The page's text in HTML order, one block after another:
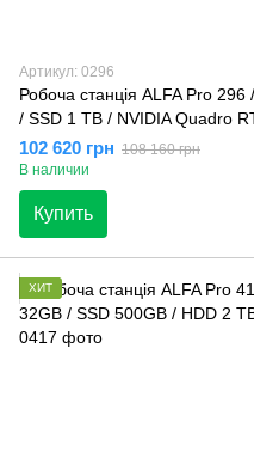
Артикул: 0296
Робоча станція ALFA Pro
/ SSD 1 TB / NVIDIA Quadro
102 620 грн 108 160 грн
В наличии
Купить
ХИТ